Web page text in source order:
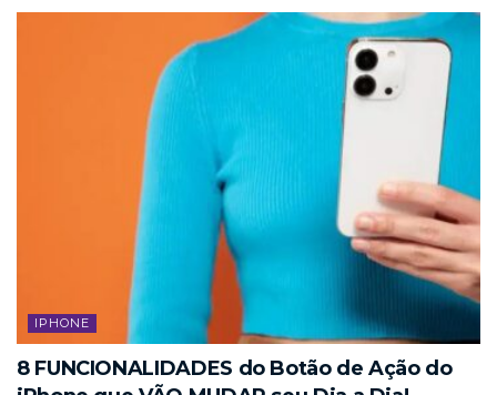
IPHONE
8 FUNCIONALIDADES do Botão de Ação do